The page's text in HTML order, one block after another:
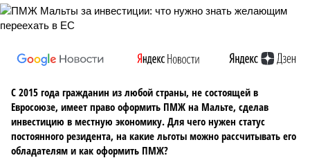
С 2015 года гражданин из любой страны, не состоящей в
Евросоюзе, имеет право оформить ПМЖ на Мальте, сделав
инвестицию в местную экономику. Для чего нужен статус
постоянного резидента, на какие льготы можно рассчитывать его
обладателям и как оформить ПМЖ?